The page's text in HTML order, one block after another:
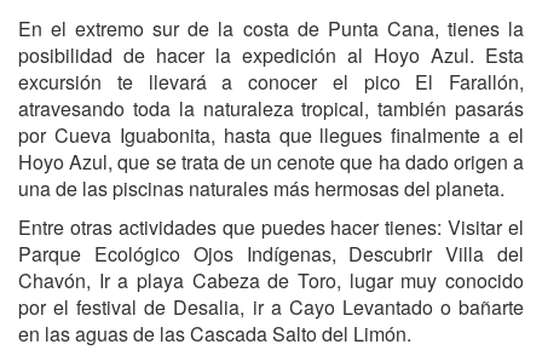
En el extremo sur de la costa de Punta Cana, tienes la
posibilidad de hacer la expedición al Hoyo Azul. Esta
excursión te llevará a conocer el pico El Farallón,
atravesando toda la naturaleza tropical, también pasarás
por Cueva Iguabonita, hasta que llegues finalmente a el
Hoyo Azul, que se trata de un cenote que ha dado origen a
una de las piscinas naturales más hermosas del planeta.
Entre otras actividades que puedes hacer tienes: Visitar el
Parque Ecológico Ojos Indígenas, Descubrir Villa del
Chavón, Ir a playa Cabeza de Toro, lugar muy conocido
por el festival de Desalia, ir a Cayo Levantado o bañarte
en las aguas de las Cascada Salto del Limón.